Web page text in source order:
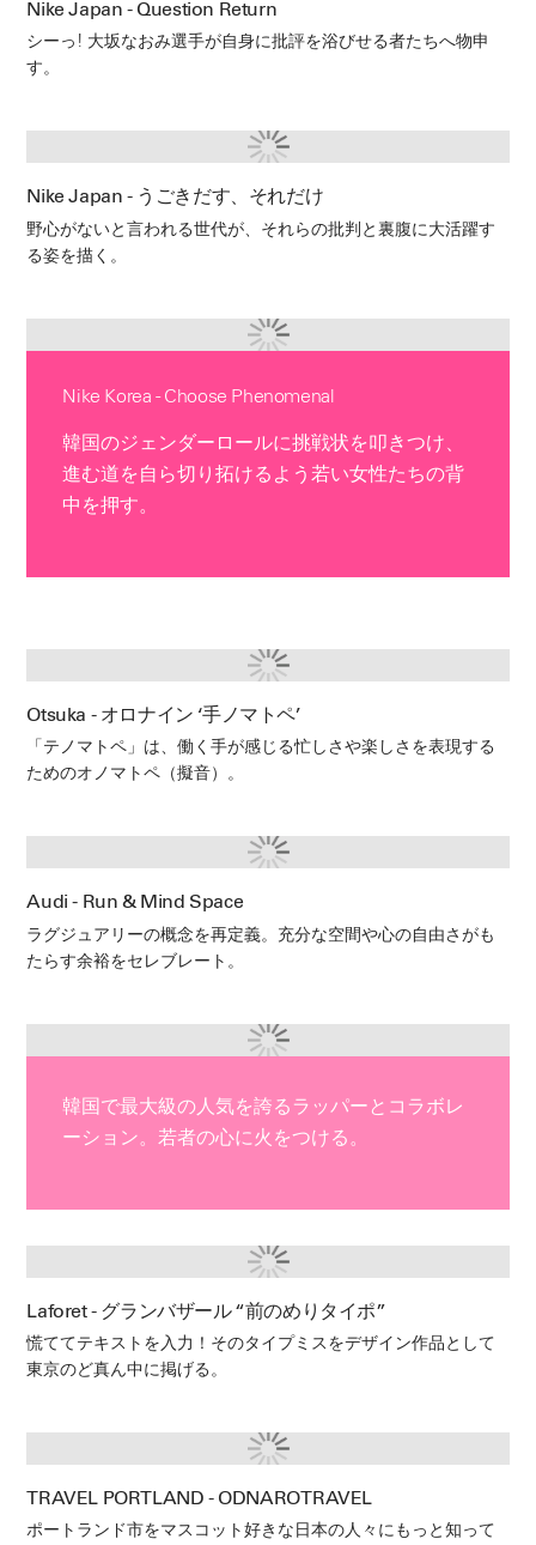
Nike Japan - Question Return
シーっ! 大坂なおみ選手が自身に批評を浴びせる者たちへ物申
す。
Nike Japan - うごきだす、それだけ
野心がないと言われる世代が、それらの批判と裏腹に大活躍す
る姿を描く。
Nike Korea - Choose Phenomenal
韓国のジェンダーロールに挑戦状を叩きつけ、
進む道を自ら切り拓けるよう若い女性たちの背
中を押す。
Otsuka - オロナイン ‘手ノマトペ’
「テノマトペ」は、働く手が感じる忙しさや楽しさを表現する
ためのオノマトペ（擬音）。
Audi - Run & Mind Space
ラグジュアリーの概念を再定義。充分な空間や心の自由さがも
たらす余裕をセレブレート。
韓国で最大級の人気を誇るラッパーとコラボレ
ーション。若者の心に火をつける。
Laforet - グランバザール “前のめりタイポ”
慌ててテキストを入力！そのタイプミスをデザイン作品として
東京のど真ん中に掲げる。
TRAVEL PORTLAND - ODNARO TRAVEL
ポートランド市をマスコット好きな日本の人々にもっと知って